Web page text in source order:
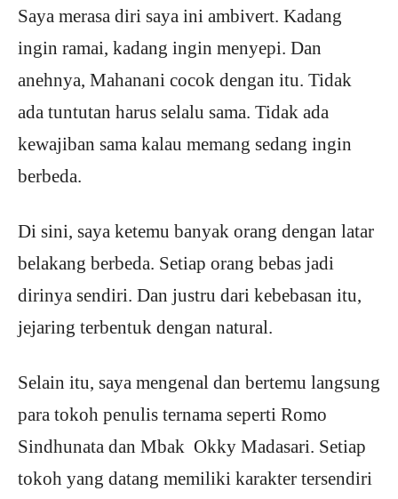
Saya merasa diri saya ini ambivert. Kadang
ingin ramai, kadang ingin menyepi. Dan
anehnya, Mahanani cocok dengan itu. Tidak
ada tuntutan harus selalu sama. Tidak ada
kewajiban sama kalau memang sedang ingin
berbeda.
Di sini, saya ketemu banyak orang dengan latar
belakang berbeda. Setiap orang bebas jadi
dirinya sendiri. Dan justru dari kebebasan itu,
jejaring terbentuk dengan natural.
Selain itu, saya mengenal dan bertemu langsung
para tokoh penulis ternama seperti Romo
Sindhunata dan Mbak Okky Madasari. Setiap
tokoh yang datang memiliki karakter tersendiri